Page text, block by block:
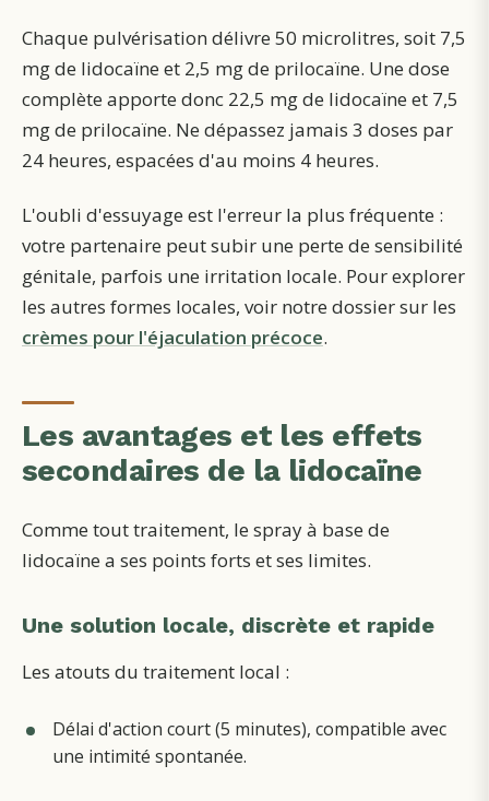
Chaque pulvérisation délivre 50 microlitres, soit 7,5
mg de lidocaïne et 2,5 mg de prilocaïne. Une dose
complète apporte donc 22,5 mg de lidocaïne et 7,5
mg de prilocaïne. Ne dépassez jamais 3 doses par
24 heures, espacées d'au moins 4 heures.
L'oubli d'essuyage est l'erreur la plus fréquente :
votre partenaire peut subir une perte de sensibilité
génitale, parfois une irritation locale. Pour explorer
les autres formes locales, voir notre dossier sur les
crèmes pour l'éjaculation précoce.
Les avantages et les effets
secondaires de la lidocaïne
Comme tout traitement, le spray à base de
lidocaïne a ses points forts et ses limites.
Une solution locale, discrète et rapide
Les atouts du traitement local :
Délai d'action court (5 minutes), compatible avec
une intimité spontanée.